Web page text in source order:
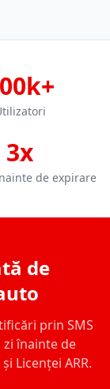
3x
de expirare
de
prin SMS
zi înainte de
Licenței ARR.